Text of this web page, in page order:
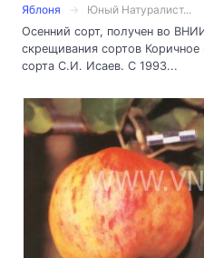
Яблоня
Юный Натуралист...
Осенний сорт, получен во
скрещивания сортов
сорта С.И. Исаев. С 1993...